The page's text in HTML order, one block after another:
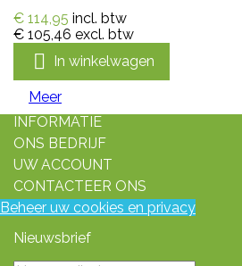
€ 114,95 incl. btw
€ 105,46 excl. btw
 In winkelwagen
Meer
INFORMATIE
ONS BEDRIJF
UW ACCOUNT
CONTACTEER ONS
Beheer uw cookies en privacy
Nieuwsbrief